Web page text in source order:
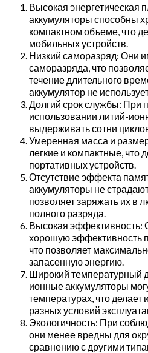
Высокая энергетическая
аккумуляторы способны
компактном объеме, что
мобильных устройств.
Низкий саморазряд: Они
саморазряда, что
течение длительного
аккумулятор не
Долгий срок службы: При
использовании литий-
выдерживать сотни
Умеренная масса и
легкие и компактные, что
портативных устройств.
Отсутствие эффекта
аккумуляторы не
позволяет заряжать их в
полного разряда.
Высокая эффективность:
хорошую эффективность
что позволяет
запасенную энергию.
Широкий температурный
ионные аккумуляторы
температурах, что
разных условий
Экологичность: При
они менее вредны для
сравнению с другими